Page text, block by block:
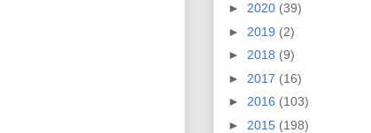
► 2020 (39)
► 2019 (2)
► 2018 (9)
► 2017 (16)
► 2016 (103)
► 2015 (198)